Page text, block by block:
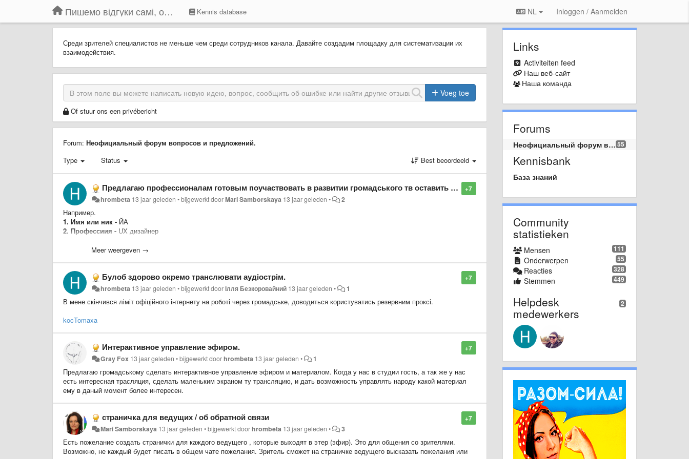
Пишемо відгуки самі, обговорюємо інші ідеї та пропозиції до Громадського Телебачення Kennis database NL Inloggen / Aanmelden
Среди зрителей специалистов не меньше чем среди сотрудников канала. Давайте создадим площадку для систематизации их
взаимодействия.
Voeg toe
Of stuur ons een privébericht
Forum: Неофициальный форум вопросов и предложений.
Type
Status Best beoordeeld
+7
Предлагаю профессионалам готовым поучаствовать в развитии громадського тв оставить в этой теме свой ник/название профессии
hrombeta 13 jaar geleden •bijgewerkt doorMari Samborskaya 13 jaar geleden • 2
Например.
1. Имя или ник - ЙА
2. Профессиия - UX дизайнер
4. Сколько времени вам удобно этому посвятить и в какоке время и дни недели -
1. Имя или ник -
2. Профессиия -
3. Чем хотите помочь -
4. Сколько времени вам удобно этому посвятить и в какоке время и дни недели -
Meer weergeven →
+7
Булоб здорово окремо транслювати аудіострім.
hrombeta 13 jaar geleden •bijgewerkt doorІлля Безкоровайний 13 jaar geleden • 1
В мене скінчився ліміт офіційного інтернету на роботі через громадське, доводиться користуватись резервним проксі.
kocTomaxa
+7
Интерактивное управление эфиром.
Gray Fox 13 jaar geleden •bijgewerkt doorhrombeta 13 jaar geleden • 1
Предлагаю громадському сделать интерактивное управление эфиром и материалом. Когда у нас в студии гость, а так же у нас
есть интересная трасляция, сделать маленьким экраном ту трансляцию, и дать возможность управлять народу какой материал
ему в даный момент более интересен.
+7
страничка для ведущих / об обратной связи
Mari Samborskaya 13 jaar geleden •bijgewerkt doorhrombeta 13 jaar geleden • 3
Есть пожелание создать странички для каждого ведущего , которые выходят в этер (эфир). Это для общения со зрителями.
Возможно, не каждый будет писать в общем чате пожелания. Зритель сможет на страничке ведущего высказать пожелания или
Links
Activiteiten feed
Наш веб-сайт
Наша команда
Forums
55
Неофициальный форум вопросов и предложений.
Kennisbank
База знаний
Community
statistieken
111
Mensen
55
Onderwerpen
328
Reacties
449
Stemmen
2
Helpdesk
medewerkers